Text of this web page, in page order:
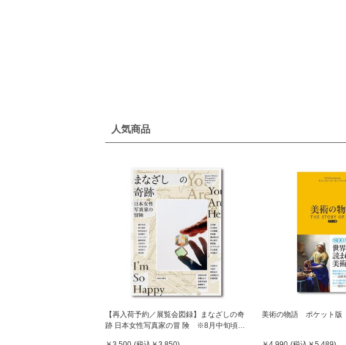
人気商品
【再入荷予約／展覧会図録】まなざしの奇
跡 日本女性写真家の冒 険 ※8月中旬頃入
美術の物語 ポケット版